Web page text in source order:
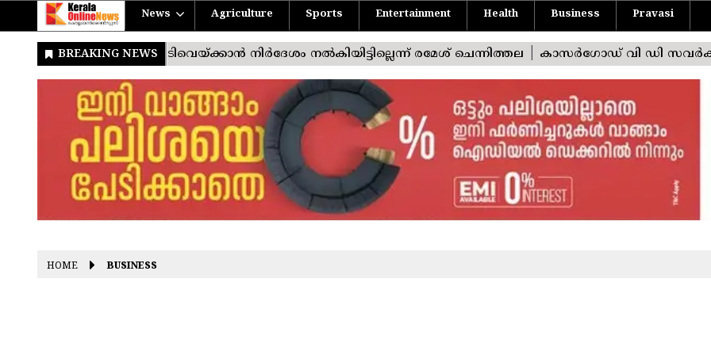
News Agriculture Sports Entertainment Health Business Pravasi
HOME BUSINESS